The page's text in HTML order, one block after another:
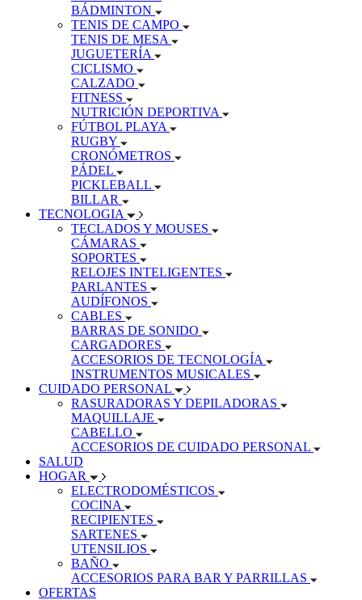
BÁDMINTON
TENIS DE CAMPO
TENIS DE MESA
JUGUETERÍA
CICLISMO
CALZADO
FITNESS
NUTRICIÓN DEPORTIVA
FÚTBOL PLAYA
RUGBY
CRONÓMETROS
PÁDEL
PICKLEBALL
BILLAR
TECNOLOGIA
TECLADOS Y MOUSES
CÁMARAS
SOPORTES
RELOJES INTELIGENTES
PARLANTES
AUDÍFONOS
CABLES
BARRAS DE SONIDO
CARGADORES
ACCESORIOS DE TECNOLOGÍA
INSTRUMENTOS MUSICALES
CUIDADO PERSONAL
RASURADORAS Y DEPILADORAS
MAQUILLAJE
CABELLO
ACCESORIOS DE CUIDADO PERSONAL
SALUD
HOGAR
ELECTRODOMÉSTICOS
COCINA
RECIPIENTES
SARTENES
UTENSILIOS
BAÑO
ACCESORIOS PARA BAR Y PARRILLAS
OFERTAS